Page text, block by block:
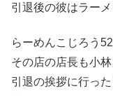
引退後の彼はラー
らーめんこじろう
その店の店長も小
引退の挨拶に行っ